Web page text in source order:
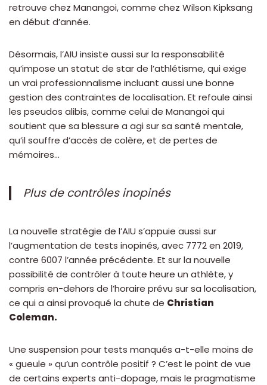
retrouve chez Manangoi, comme chez Wilson Kipksang
en début d’année.
Désormais, l’AIU insiste aussi sur la responsabilité
qu’impose un statut de star de l’athlétisme, qui exige
un vrai professionnalisme incluant aussi une bonne
gestion des contraintes de localisation. Et refoule ainsi
les pseudos alibis, comme celui de Manangoi qui
soutient que sa blessure a agi sur sa santé mentale,
qu’il souffre d’accès de colère, et de pertes de
mémoires…
Plus de contrôles inopinés
La nouvelle stratégie de l’AIU s’appuie aussi sur
l’augmentation de tests inopinés, avec 7772 en 2019,
contre 6007 l’année précédente. Et sur la nouvelle
possibilité de contrôler à toute heure un athlète, y
compris en-dehors de l’horaire prévu sur sa localisation,
ce qui a ainsi provoqué la chute de Christian
Coleman.
Une suspension pour tests manqués a-t-elle moins de
« gueule » qu’un contrôle positif ? C’est le point de vue
de certains experts anti-dopage, mais le pragmatisme